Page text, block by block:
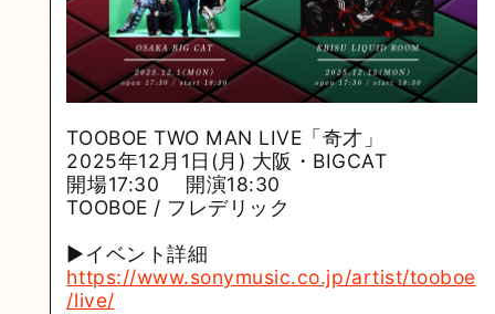
TOOBOE TWO MAN LIVE「奇才」
2025年12月1日(月) 大阪・BIGCAT
開場17:30 開演18:30
TOOBOE / フレデリック
▶イベント詳細
https://www.sonymusic.co.jp/artist/tooboe
/live/